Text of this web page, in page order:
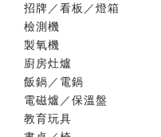
招牌／看板／燈箱
檢測機
製氧機
廚房灶爐
飯鍋／電鍋
電磁爐／保溫盤
教育玩具